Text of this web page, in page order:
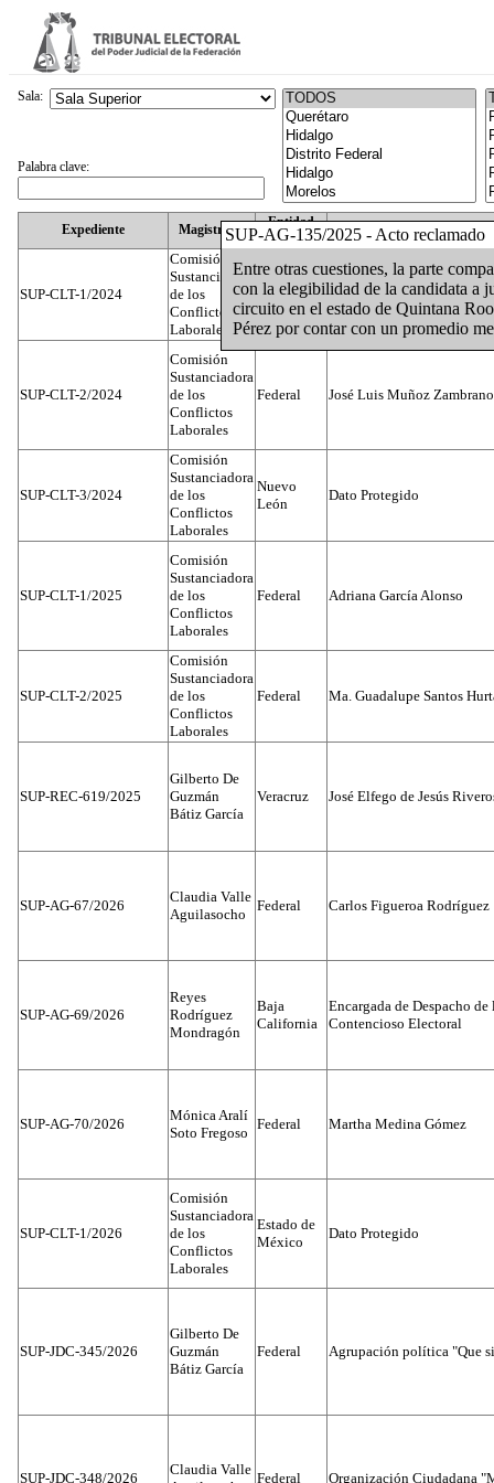
SUP-AG-135/2025 - Acto reclamado
Entre otras cuestiones, la parte
con la elegibilidad de la candidata a
circuito en el estado de Quintana
Pérez por contar con un promedio
Expediente Magistrado
Entidad
Federativa
SUP-CLT-1/2024
Comisión
Sustanciadora
de los
Conflictos
Laborales
Federal Juan José Serrato Velasco
SUP-CLT-2/2024
Comisión
Sustanciadora
de los
Conflictos
Laborales
Federal José Luis Muñoz Zambrano
SUP-CLT-3/2024
Comisión
Sustanciadora
de los
Conflictos
Laborales
Nuevo
León
Dato Protegido
SUP-CLT-1/2025
Comisión
Sustanciadora
de los
Conflictos
Laborales
Federal Adriana García Alonso
SUP-CLT-2/2025
Comisión
Sustanciadora
de los
Conflictos
Laborales
Federal Ma. Guadalupe Santos
SUP-REC-619/2025
Gilberto De
Guzmán
Bátiz García
Veracruz José Elfego de Jesús
SUP-AG-67/2026
Claudia Valle
Aguilasocho
Federal Carlos Figueroa Rodríguez
SUP-AG-69/2026
Reyes
Rodríguez
Mondragón
Baja
California
Encargada de Despacho
Contencioso Electoral
SUP-AG-70/2026
Mónica Aralí
Soto Fregoso
Federal Martha Medina Gómez
SUP-CLT-1/2026
Comisión
Sustanciadora
de los
Conflictos
Laborales
Estado de
México
Dato Protegido
SUP-JDC-345/2026
Gilberto De
Guzmán
Bátiz García
Federal Agrupación política "Que
SUP-JDC-348/2026
Claudia Valle
Federal Organización Ciudadana
Sala:
Palabra clave: